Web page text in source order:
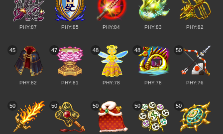
PHY:87 PHY:85 PHY:84 PHY:83 PHY:82
45
PHY:82
47
PHY:81
48
PHY:78
48
PHY:78
50
PHY:76
50 50 50 50 50